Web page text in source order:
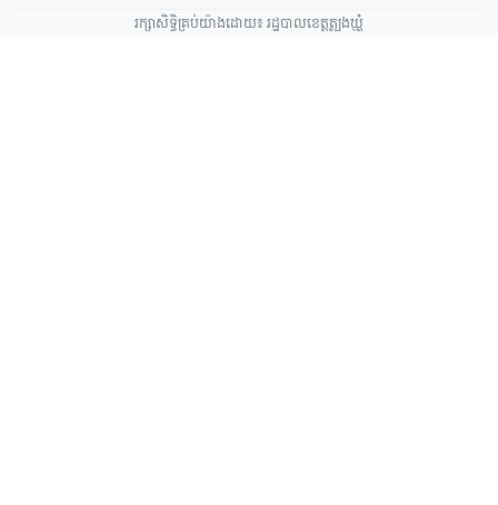
រក្សាសិទ្ធិគ្រប់យ៉ាងដោយ៖ រដ្ឋបាលខេត្តត្បូងឃ្មុំ